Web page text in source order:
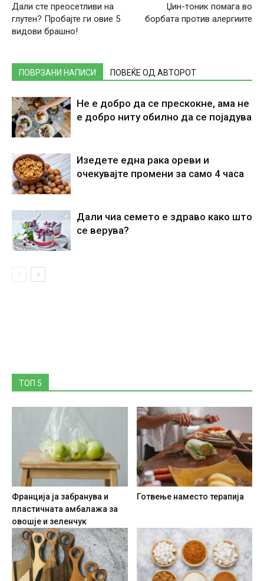
Дали сте преосетливи на
глутен? Пробајте ги овие 5
видови брашно!
Џин-тоник помага во
борбата против алергиите
ПОВРЗАНИ НАПИСИ ПОВЕЌЕ ОД АВТОРОТ
Не е добро да се прескокне, ама не
е добро ниту обилно да се појадува
Изедете една рака ореви и
очекувајте промени за само 4 часа
Дали чиа семето е здраво како што
се верува?
ТОП 5
Франција ја забранува и
пластичната амбалажа за
овошје и зеленчук
Готвење наместо терапија